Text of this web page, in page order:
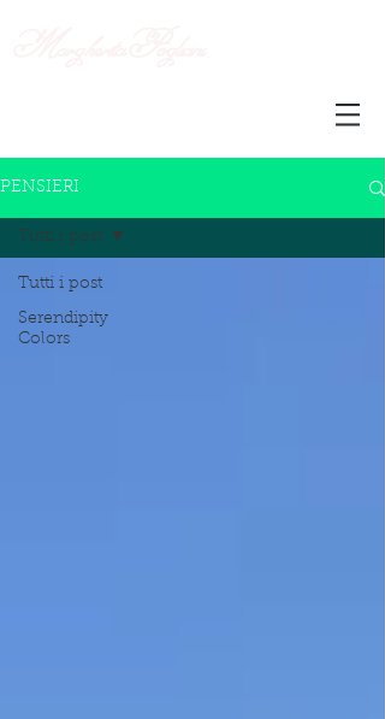
PENSIERI
Tutti i post
Serendipity
Colors
Tutti i post